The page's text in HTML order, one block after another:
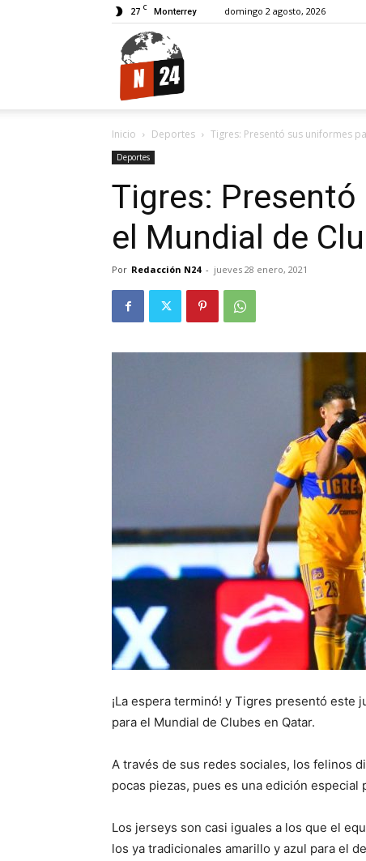
27 C Monterrey domingo 2 agosto, 2026
Inicio Deportes Tigres: Presentó sus uniformes
Deportes
Tigres:
el Mundial de
Por Redacción N24 - jueves 28 enero, 2021
¡La espera terminó! y Tigres presentó
para el Mundial de Clubes en Qatar.
A través de sus redes sociales, los felinos
pocas piezas, pues es una edición especial
Los jerseys son casi iguales a los que el
los ya tradicionales amarillo y azul para el